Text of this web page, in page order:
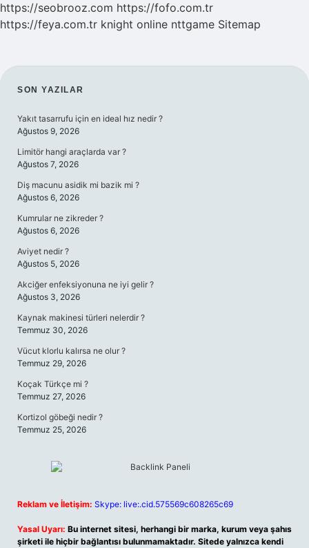
https://seobrooz.com https://fofo.com.tr
https://feya.com.tr knight online nttgame Sitemap
SIDEBAR
SON YAZILAR
Yakıt tasarrufu için en ideal hız nedir ?
Ağustos 9, 2026
Limitör hangi araçlarda var ?
Ağustos 7, 2026
Diş macunu asidik mi bazik mi ?
Ağustos 6, 2026
Kumrular ne zikreder ?
Ağustos 6, 2026
Aviyet nedir ?
Ağustos 5, 2026
Akciğer enfeksiyonuna ne iyi gelir ?
Ağustos 3, 2026
Kaynak makinesi türleri nelerdir ?
Temmuz 30, 2026
Vücut klorlu kalırsa ne olur ?
Temmuz 29, 2026
Koçak Türkçe mi ?
Temmuz 27, 2026
Kortizol göbeği nedir ?
Temmuz 25, 2026
Reklam ve İletişim: Skype: live:.cid.575569c608265c69
Yasal Uyarı: Bu internet sitesi, herhangi bir marka, kurum veya şahıs
şirketi ile hiçbir bağlantısı bulunmamaktadır. Sitede yalnızca kendi